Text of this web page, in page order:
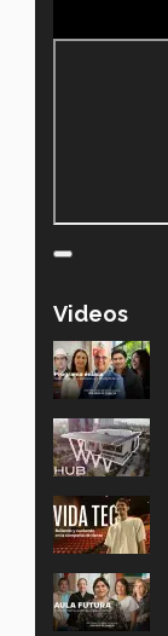
Videos